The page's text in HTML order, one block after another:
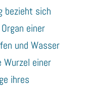
bezieht sich
einer
und Wasser
einer
ihres